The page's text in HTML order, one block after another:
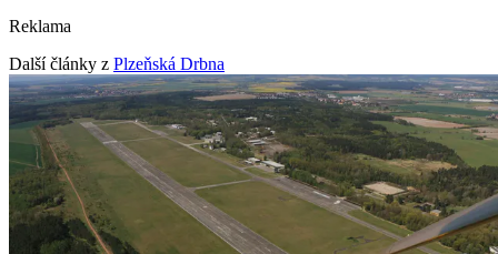
Reklama
Další články z Plzeňská Drbna